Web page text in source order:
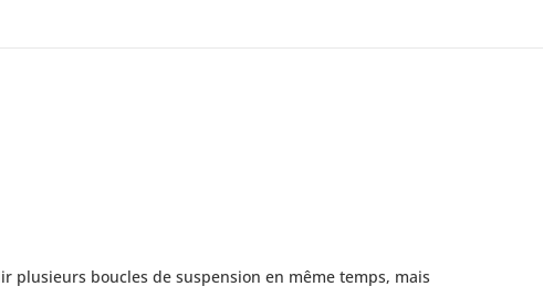
plusieurs boucles de suspension en même temps, mais